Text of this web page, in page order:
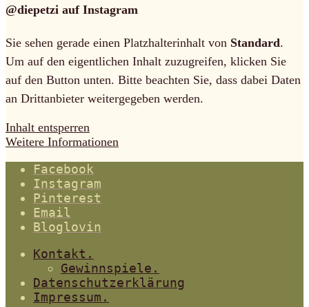
@diepetzi auf Instagram
Sie sehen gerade einen Platzhalterinhalt von Standard.
Um auf den eigentlichen Inhalt zuzugreifen, klicken Sie
auf den Button unten. Bitte beachten Sie, dass dabei Daten
an Drittanbieter weitergegeben werden.
Inhalt entsperren
Weitere Informationen
Facebook
Instagram
Pinterest
Email
Bloglovin
Kontakt.
Gewinnspiele.
Datenschutzerklärung
Impressum.